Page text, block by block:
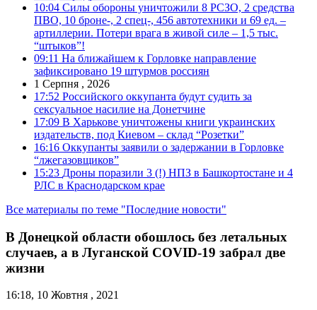
10:04 Силы обороны уничтожили 8 РСЗО, 2 средства
ПВО, 10 броне-, 2 спец-, 456 автотехники и 69 ед. –
артиллерии. Потери врага в живой силе – 1,5 тыс.
“штыков”!
09:11 На ближайшем к Горловке направление
зафиксировано 19 штурмов россиян
1 Серпня , 2026
17:52 Российского оккупанта будут судить за
сексуальное насилие на Донетчине
17:09 В Харькове уничтожены книги украинских
издательств, под Киевом – склад “Розетки”
16:16 Оккупанты заявили о задержании в Горловке
“лжегазовщиков”
15:23 Дроны поразили 3 (!) НПЗ в Башкортостане и 4
РЛС в Краснодарском крае
Все материалы по теме "Последние новости"
В Донецкой области обошлось без летальных
случаев, а в Луганской COVID-19 забрал две
жизни
16:18, 10 Жовтня , 2021